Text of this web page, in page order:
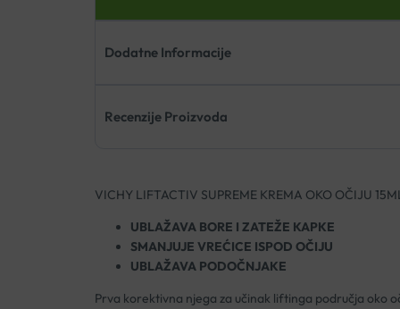
Dodatne Informacije
Recenzije Proizvoda
VICHY LIFTACTIV SUPREME KREMA OKO OČIJU
UBLAŽAVA BORE I ZATEŽE KAPKE
SMANJUJE VREĆICE ISPOD OČIJU
UBLAŽAVA PODOČNJAKE
Prva korektivna njega za učinak liftinga područja oko